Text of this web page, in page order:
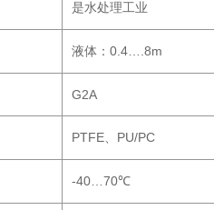
是水处理工业
液体： 0.4….8m
G2A
PTFE、 PU/PC
-40…70℃